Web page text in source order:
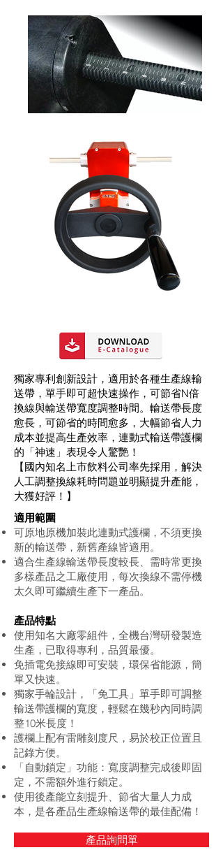
獨家專利創新設計，適用於各種生產線輸
送帶，單手即可超快速操作，可節省N倍
換線與輸送帶寬度調整時間。輸送帶長度
愈長，可節省的時間愈多，大幅節省人力
成本並提高生產效率，連動式輸送帶護欄
的「神速」表現令人驚艷！
【國內知名上市飲料公司率先採用，解決
人工調整換線耗時問題並明顯提升產能，
大獲好評！】
適用範圍
可原地原機加裝此連動式護欄，不須更換
新的輸送帶，新舊產線皆適用。
適合生產線輸送帶長度較長、需時常更換
多樣產品之工廠使用，每次換線不需停機
太久即可繼續生產下一產品。
產品特點
使用知名大廠零組件，全機台灣研發製造
生產，已取得專利，品質最優。
免插電免接線即可安裝，環保省能源，簡
單又快速。
獨家手輪設計，「免工具」單手即可調整
輸送帶護欄的寬度，輕鬆在幾秒內同時調
整10米長度！
護欄上配有雷雕刻度尺，易於校正位置且
記錄方便。
「自動鎖定」功能：寬度調整完成後即固
定，不需額外進行鎖定。
使用後產能立刻提升、節省大量人力成
本，是各產品生產線輸送帶的最佳配備！
產品詢問單